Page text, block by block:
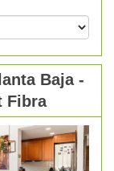
Baja -
Fibra